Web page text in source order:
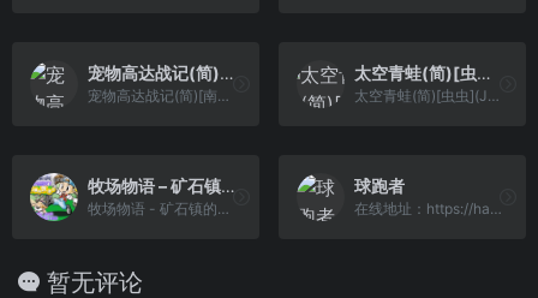
宠物高达战记(简)[南晶科技](CN)[RPG](8Mb)
宠物高达战记(简)[南晶科技](CN)[RPG](8Mb)
太空青蛙(简)[虫虫](JP)[STG](0.18Mb)
太空青蛙(简)[虫虫](JP)[STG](0.18Mb)
牧场物语 – 矿石镇的伙伴们[CGP&模拟天下](简)(JP)(64Mb)
牧场物语 - 矿石镇的伙伴们[CGP&模拟天下](简)(JP)(64Mb)
球跑者
在线地址：https://haiyong.s...
暂无评论